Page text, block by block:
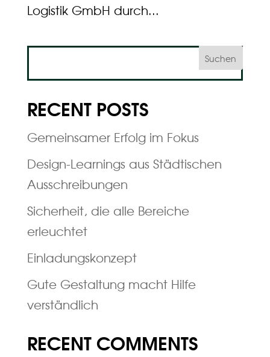
Logistik GmbH durch...
Suchen
RECENT POSTS
Gemeinsamer Erfolg im Fokus
Design-Learnings aus Städtischen
Ausschreibungen
Sicherheit, die alle Bereiche
erleuchtet
Einladungskonzept
Gute Gestaltung macht Hilfe
verständlich
RECENT COMMENTS